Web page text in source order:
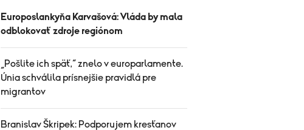
Europoslankyňa Karvašová: Vláda by mala
odblokovať zdroje regiónom
„Pošlite ich späť,“ znelo v europarlamente.
Únia schválila prísnejšie pravidlá pre
migrantov
Branislav Škripek: Podporujem kresťanov